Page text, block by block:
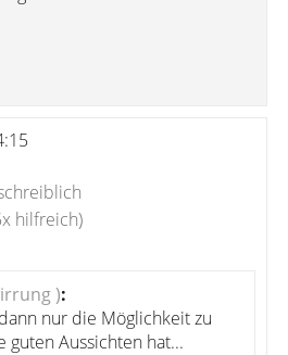
hilfreich)
):
nur die Möglichkeit zu
guten Aussichten hat...